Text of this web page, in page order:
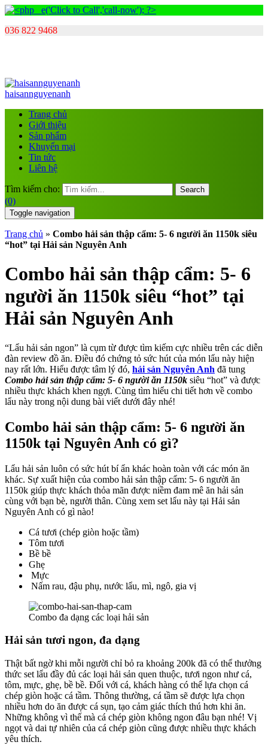
036 822 9468
haisannguyenanh
Trang chủ
Giới thiệu
Sản phẩm
Khuyến mại
Tin tức
Liên hệ
Tìm kiếm cho: Search
(0)
Toggle navigation
Trang chủ » Combo hải sản thập cẩm: 5- 6 người ăn 1150k siêu
“hot” tại Hải sản Nguyên Anh
Combo hải sản thập cẩm: 5- 6
người ăn 1150k siêu “hot” tại
Hải sản Nguyên Anh
“Lẩu hải sản ngon” là cụm từ được tìm kiếm cực nhiều trên các diễn
đàn review đồ ăn. Điều đó chứng tỏ sức hút của món lẩu này hiện
nay rất lớn. Hiểu được tâm lý đó, hải sản Nguyên Anh đã tung
Combo hải sản thập cẩm: 5- 6 người ăn 1150k siêu “hot” và được
nhiều thực khách khen ngợi. Cùng tìm hiểu chi tiết hơn về combo
lẩu này trong nội dung bài viết dưới đây nhé!
Combo hải sản thập cẩm: 5- 6 người ăn
1150k tại Nguyên Anh có gì?
Lẩu hải sản luôn có sức hút bí ẩn khác hoàn toàn với các món ăn
khác. Sự xuất hiện của combo hải sản thập cẩm: 5- 6 người ăn
1150k giúp thực khách thỏa mãn được niềm đam mê ăn hải sản
cùng với bạn bè, người thân. Cùng xem set lẩu này tại Hải sản
Nguyên Anh có gì nào!
Cá tươi (chép giòn hoặc tầm)
Tôm tươi
Bề bề
Ghẹ
Mực
Nấm rau, đậu phụ, nước lẩu, mì, ngô, gia vị
Combo đa dạng các loại hải sản
Hải sản tươi ngon, đa dạng
Thật bất ngờ khi mỗi người chỉ bỏ ra khoảng 200k đã có thể thưởng
thức set lẩu đầy đủ các loại hải sản quen thuộc, tươi ngon như cá,
tôm, mực, ghẹ, bề bề. Đối với cá, khách hàng có thể lựa chọn cá
chép giòn hoặc cá tầm. Thông thường, cá tầm sẽ được lựa chọn
nhiều hơn do ăn được cá sụn, tạo cảm giác thích thú hơn khi ăn.
Những không vì thế mà cá chép giòn không ngon đâu bạn nhé! Vị
ngọt và dai tự nhiên của cá chép giòn cũng được nhiều thực khách
yêu thích.